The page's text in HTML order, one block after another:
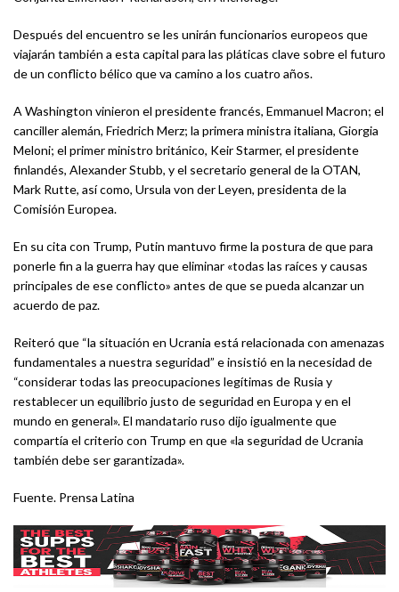
Después del encuentro se les unirán funcionarios europeos que
viajarán también a esta capital para las pláticas clave sobre el futuro
de un conflicto bélico que va camino a los cuatro años.
A Washington vinieron el presidente francés, Emmanuel Macron; el
canciller alemán, Friedrich Merz; la primera ministra italiana, Giorgia
Meloni; el primer ministro británico, Keir Starmer, el presidente
finlandés, Alexander Stubb, y el secretario general de la OTAN,
Mark Rutte, así como, Ursula von der Leyen, presidenta de la
Comisión Europea.
En su cita con Trump, Putin mantuvo firme la postura de que para
ponerle fin a la guerra hay que eliminar «todas las raíces y causas
principales de ese conflicto» antes de que se pueda alcanzar un
acuerdo de paz.
Reiteró que “la situación en Ucrania está relacionada con amenazas
fundamentales a nuestra seguridad” e insistió en la necesidad de
“considerar todas las preocupaciones legítimas de Rusia y
restablecer un equilibrio justo de seguridad en Europa y en el
mundo en general». El mandatario ruso dijo igualmente que
compartía el criterio con Trump en que «la seguridad de Ucrania
también debe ser garantizada».
Fuente. Prensa Latina